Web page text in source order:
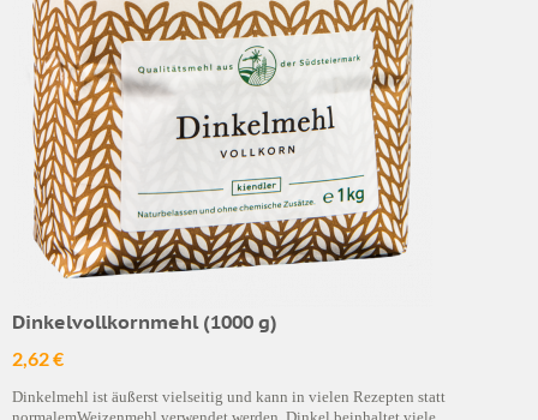
Dinkelvollkornmehl (1000 g)
2,62 €
Dinkelmehl ist äußerst vielseitig und kann in vielen Rezepten statt